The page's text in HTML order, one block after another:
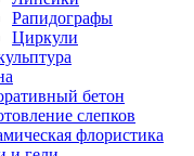
Рапидографы
Циркули
бетон
слепков
флористика